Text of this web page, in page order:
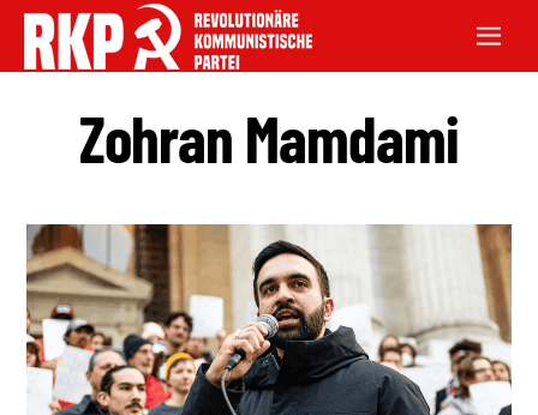
Zohran Mamdami